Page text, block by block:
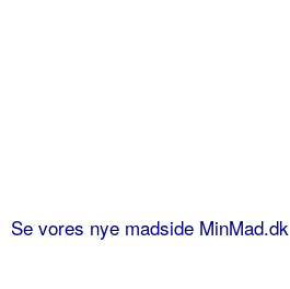
Se vores nye madside MinMad.dk